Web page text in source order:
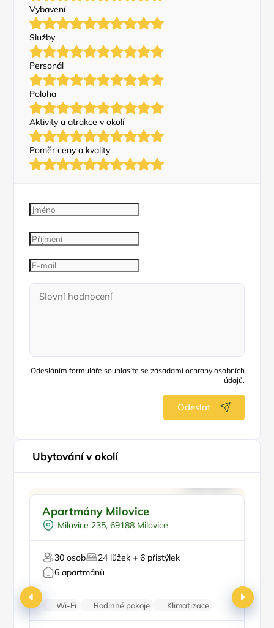
Vybavení
Služby
Personál
Poloha
Aktivity a atrakce v okolí
Poměr ceny a kvality
Odesláním formuláře souhlasíte se zásadami ochrany osobních
údajů.
Odeslat
Ubytování v okolí
Venkovní bazén
Pro skupiny
Pro cyklisty
Pro milovníky vína
Apartmány Milovice
Milovice 235, 69188 Milovice
30 osob
24 lůžek + 6 přistýlek
6 apartmánů
Wi-Fi Rodinné pokoje
Klimatizace
Vinotéka
Kamerový systém